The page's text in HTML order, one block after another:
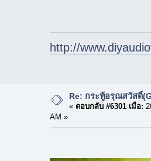
http://
Re: กระทู้อรุณสวัสดิ์
« ตอบกลับ #6301 เมื่อ:
AM »